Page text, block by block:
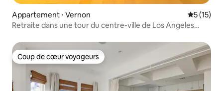
Appartement ⋅ Vernon
5 (15)
Retraite dans une tour du centre-ville de Los Angeles
Coup de cœur voyageurs
Coup de cœur voyageurs